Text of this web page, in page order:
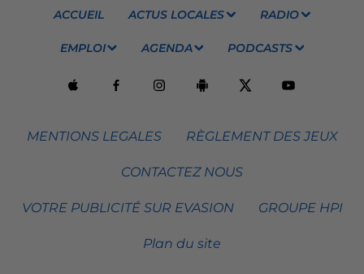
ACCUEIL ACTUS LOCALES RADIO
EMPLOI AGENDA PODCASTS
MENTIONS LEGALES RÈGLEMENT DES JEUX
CONTACTEZ NOUS
VOTRE PUBLICITÉ SUR EVASION GROUPE HPI
Plan du site